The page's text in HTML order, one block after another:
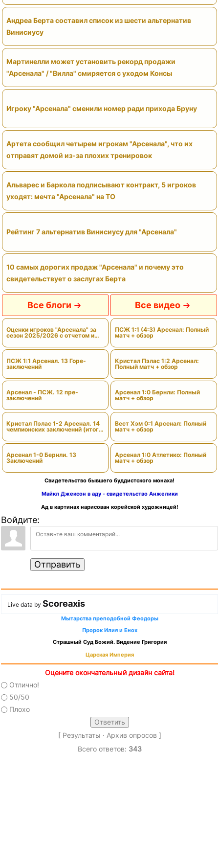
Андреа Берта составил список из шести альтернатив
Винисиусу
Мартинелли может установить рекорд продажи
"Арсенала" / "Вилла" смиряется с уходом Консы
Игроку "Арсенала" сменили номер ради прихода Бруну
Артета сообщил четырем игрокам "Арсенала", что их
отправят домой из-за плохих тренировок
Альварес и Баркола подписывают контракт, 5 игроков
уходят: мечта "Арсенала" на ТО
Рейтинг 7 альтернатив Винисиусу для "Арсенала"
10 самых дорогих продаж "Арсенала" и почему это
свидетельствует о заслугах Берта
Все блоги
Оценки игроков "Арсенала" за
сезон 2025/2026 с отчетом и
ПСЖ 1:1 Арсенал. 13 Горе-
заключений
Арсенал - ПСЖ. 12 пре-
заключений
Кристал Пэлас 1-2 Арсенал. 14
чемпионских заключений (итоги
Арсенал 1-0 Бернли. 13
Заключений
Все видео
ПСЖ 1:1 (4:3) Арсенал: Полный
матч + обзор
Кристал Пэлас 1:2 Арсенал:
Полный матч + обзор
Арсенал 1:0 Бернли: Полный
матч + обзор
Вест Хэм 0:1 Арсенал: Полный
матч + обзор
Арсенал 1:0 Атлетико: Полный
матч + обзор
Свидетельство бывшего буддистского монаха!
Майкл Джексон в аду - свидетельство Анжелики
Ад в картинах нарисован корейской художницей!
Войдите:
Отправить
Live data by Scoreaxis
Мытарства преподобной Феодоры
Пророк Илия и Енох
Страшный Суд Божий. Видение Григория
Царская Империя
Оцените окончательный дизайн сайта!
Отлично!
50/50
Плохо
[ Результаты · Архив опросов ]
Всего ответов: 343